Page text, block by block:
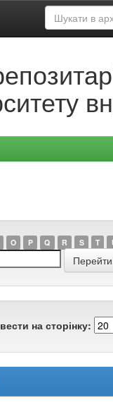
O P Q R S T
на сторінку: